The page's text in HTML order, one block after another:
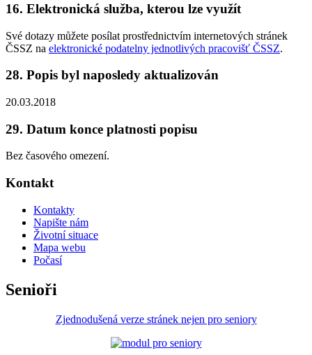
16. Elektronická služba, kterou lze využít
Své dotazy můžete posílat prostřednictvím internetových stránek
ČSSZ na elektronické podatelny jednotlivých pracovišť ČSSZ.
28. Popis byl naposledy aktualizován
20.03.2018
29. Datum konce platnosti popisu
Bez časového omezení.
Kontakt
Kontakty
Napište nám
Životní situace
Mapa webu
Počasí
Senioři
Zjednodušená verze stránek nejen pro seniory